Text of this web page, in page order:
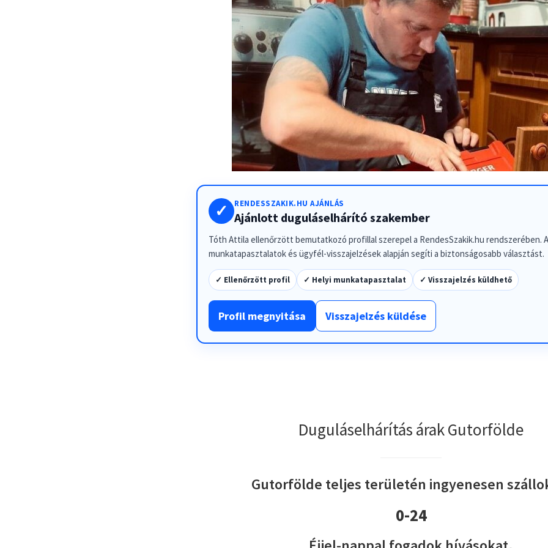
✓ RENDESSZAKIK.HU AJÁNLÁS
Ajánlott duguláselhárító szakember
Tóth Attila ellenőrzött bemutatkozó profillal szerepel a RendesSzakik.hu rendszerében.
munkatapasztalatok és ügyfél-visszajelzések alapján segíti a biztonságosabb választást.
✓ Ellenőrzött profil ✓ Helyi munkatapasztalat ✓ Visszajelzés küldhető
Profil megnyitása Visszajelzés küldése
Duguláselhárítás árak Gutorfölde
Gutorfölde teljes területén ingyenesen
0-24